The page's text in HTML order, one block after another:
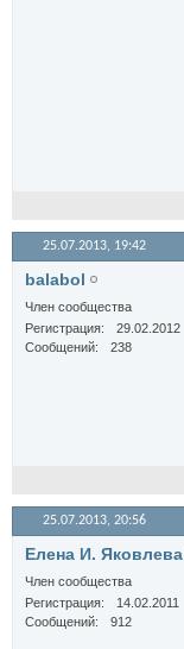
25.07.2013, 19:42
balabol
Член сообщества
Регистрация
29.02.2012
Сообщений
238
25.07.2013, 20:56
Елена И. Яковлева
Член сообщества
Регистрация
14.02.2011
Сообщений
912